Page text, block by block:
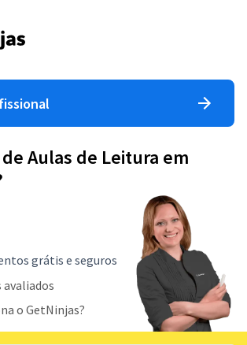
Aulas de Leitura em
grátis e seguros
o GetNinjas?